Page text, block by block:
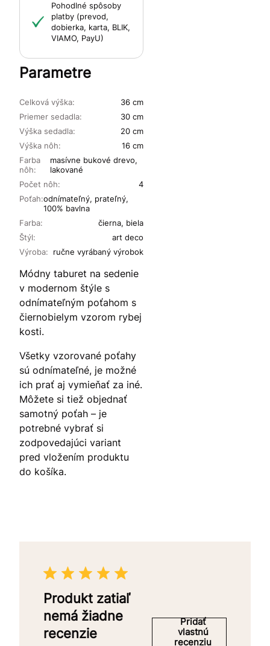
Pohodlné spôsoby
platby (prevod,
dobierka, karta, BLIK,
VIAMO, PayU)
Parametre
Priemer sedadla:
30 cm
Výška sedadla:
20 cm
Celková výška: 36 cm
Počet nôh: 4
Výška nôh:
16 cm
Farba
nôh:
masívne bukové drevo,
lakované
Poťah:odnímateľný, prateľný,
100% bavlna
Výroba: ručne vyrábaný výrobok
Farba:
čierna, biela
Štýl:
art deco
Módny taburet na sedenie
v modernom štýle s
odnímateľným poťahom s
čiernobielym vzorom rybej
kosti.
Všetky vzorované poťahy
sú odnímateľné, je možné
ich prať aj vymieňať za iné.
Môžete si tiež objednať
samotný poťah – je
potrebné vybrať si
zodpovedajúci variant
pred vložením produktu
do košíka.
Produkt zatiaľ
nemá žiadne
recenzie
Pridať
vlastnú
recenziu